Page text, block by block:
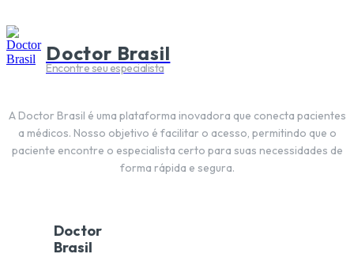
Doctor Brasil
Encontre seu especialista
A Doctor Brasil é uma plataforma inovadora que conecta pacientes
a médicos. Nosso objetivo é facilitar o acesso, permitindo que o
paciente encontre o especialista certo para suas necessidades de
forma rápida e segura.
Doctor
Brasil